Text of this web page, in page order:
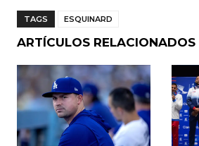
c
e
b
o
o
k
a
ts
A
p
p
l
p
ar
TAGS ESQUINARD
ARTÍCULOS RELACIONADOS